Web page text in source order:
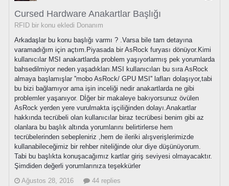
Cursed Hardware Anakartlar Başlığı
RFID bir konu ekledi Donanım
Arkadaşlar bu konu başlığı varmı ? .Varsa bile tam detayına
varamadığım için açtım.Piyasada bir AsRock furyası dönüyor.Kimi
kullanıcılar MSI anakartlarda problem yaşıyorlarmış pek yorumlarda
bahsedilmiyor neden yaşadıkları.MSI kullanıcıları bu sıra AsRock
almaya başlamışlar ''mobo AsRock/ GPU MSI'' lafları dolaşıyor,tabi
bu bizi bağlamıyor ama işin inceliği nedir anakartlarda ne gibi
problemler yaşanıyor. Dİğer bir makaleye bakıyorsunuz övülen
AsRock yerden yere vurulmakta işçiliğinden dolayı.Anakartlar
hakkında tecrübeli olan kullanıcılar biraz tecrübesi benim gibi az
olanlara bu başlık altında yorumlarını belirtirlerse hem
tecrübelerinden sebepleniriz ,hem de ileriki alışverişlerimizde
kullanabileceğimiz bir rehber niteliğinde olur diye düşünüyorum.
Tabi bu başlıkta konuşacağımız kartlar giriş seviyesi olmayacaktır.
Şimdiden değerli yorumlarınıza teşekkürler
Ağustos 28, 2016
44 replies